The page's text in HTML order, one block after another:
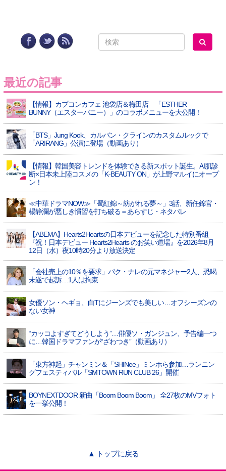
最近の記事
【情報】カプコンカフェ 池袋店＆梅田店 「ESTHER
BUNNY（エスターバニー）」のコラボメニューを大公開！
「BTS」Jung Kook、カルバン・クラインのカスタムルックで
「ARIRANG」公演に登場（動画あり）
【情報】韓国美容トレンドを体験できる新スポット誕生。AI肌診
断×日本未上陸コスメの「K-BEAUTY ON」が上野マルイにオープ
ン！
≪中華ドラマNOW≫「蜀紅錦～紡がれる夢～」3話、新任錦官・
楊静瀾が悪しき慣習を打ち破る＝あらすじ・ネタバレ
【ABEMA】Hearts2Heartsの日本デビューを記念した特別番組
『祝！日本デビュー Hearts2Hearts のお笑い道場』を2026年8月
12日（水）夜10時20分より放送決定
「会社売上の10％を要求」パク・ナレの元マネジャー2人、恐喝
未遂で起訴…1人は拘束
女優ソン・ヘギョ、白Tにジーンズでも美しい…オフシーズンの
ない女神
“カッコよすぎてどうしよう”…俳優ソ・ガンジュン、予告編一つ
に…韓国ドラマファンが“ざわつき”（動画あり）
「東方神起」チャンミン＆「SHINee」ミンホら参加…ランニン
グフェスティバル「SMTOWN RUN CLUB 26」開催
BOYNEXTDOOR 新曲「Boom Boom Boom」 全27枚のMVフォト
を一挙公開！
▲ トップに戻る